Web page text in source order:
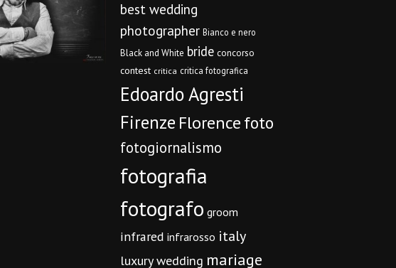
best wedding
photographer Bianco e nero
Black and White bride concorso
contest critica critica fotografica
Edoardo Agresti
Firenze Florencefoto
fotogiornalismo
fotografia
fotografo groom
infrared infrarosso italy
luxury wedding mariage